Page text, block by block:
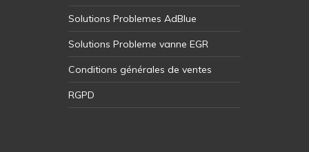
Solutions Problemes AdBlue
Solutions Probleme vanne EGR
Conditions générales de ventes
RGPD